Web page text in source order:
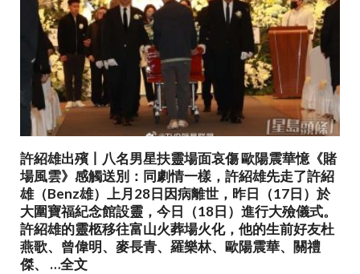
許紹雄出殯丨八名男星扶靈場面哀傷 歐陽震華憶《賭
場風雲》感觸送別：同劇情一樣，許紹雄先走了許紹
雄（Benz雄）上月28日因病離世，昨日（17日）於
大圍寶福紀念館設靈，今日（18日）進行大殮儀式。
許紹雄的靈柩移往富山火葬場火化，他的生前好友杜
燕歌、曾偉明、麥長青、羅樂林、歐陽震華、關禮
傑、 …全文